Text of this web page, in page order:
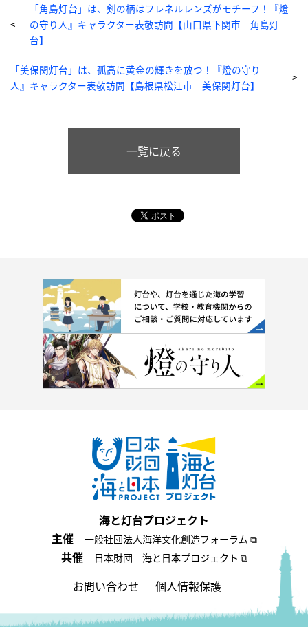
「角島灯台」は、剣の柄はフレネルレンズがモチーフ！『燈
の守り人』キャラクター表敬訪問【山口県下関市 角島灯
台】
「美保関灯台」は、孤高に黄金の輝きを放つ！『燈の守り
人』キャラクター表敬訪問【島根県松江市 美保関灯台】
一覧に戻る
海と灯台プロジェクト
主催
一般社団法人海洋文化創造フォーラム ⧉
共催 日本財団 海と日本プロジェクト ⧉
お問い合わせ 個人情報保護